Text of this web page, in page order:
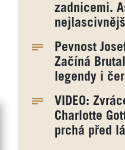
zadnicemi.
Pevnost
Začíná
legendy i
VIDEO:
Charlotte
prchá před